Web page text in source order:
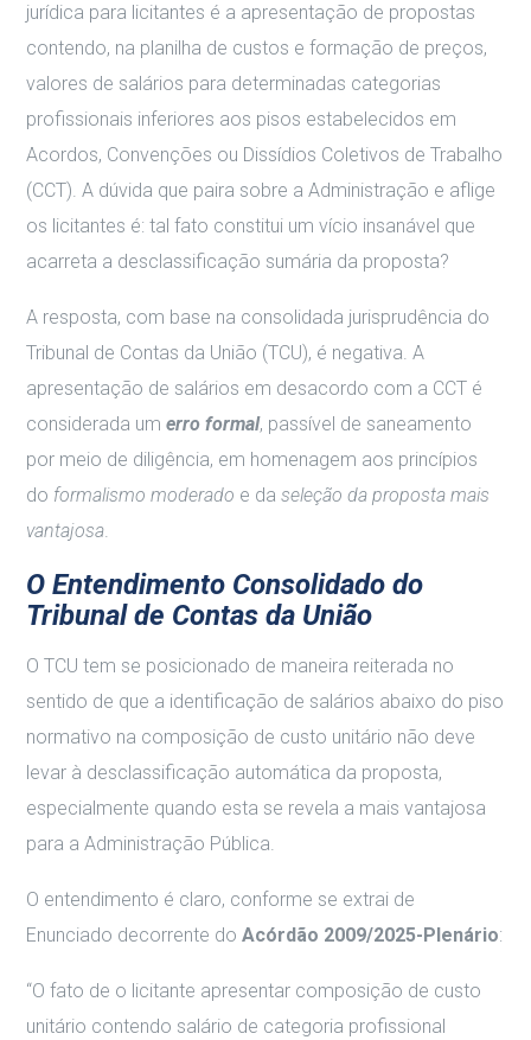
jurídica para licitantes é a apresentação de propostas
contendo, na planilha de custos e formação de preços,
valores de salários para determinadas categorias
profissionais inferiores aos pisos estabelecidos em
Acordos, Convenções ou Dissídios Coletivos de Trabalho
(CCT). A dúvida que paira sobre a Administração e aflige
os licitantes é: tal fato constitui um vício insanável que
acarreta a desclassificação sumária da proposta?
A resposta, com base na consolidada jurisprudência do
Tribunal de Contas da União (TCU), é negativa. A
apresentação de salários em desacordo com a CCT é
considerada umerro formal, passível de saneamento
por meio de diligência, em homenagem aos princípios
do formalismo moderado e daseleção da proposta mais
vantajosa.
O Entendimento Consolidado do
Tribunal de Contas da União
O TCU tem se posicionado de maneira reiterada no
sentido de que a identificação de salários abaixo do piso
normativo na composição de custo unitário não deve
levar à desclassificação automática da proposta,
especialmente quando esta se revela a mais vantajosa
para a Administração Pública.
O entendimento é claro, conforme se extrai de
Enunciado decorrente doAcórdão 2009/2025-Plenário:
“O fato de o licitante apresentar composição de custo
unitário contendo salário de categoria profissional